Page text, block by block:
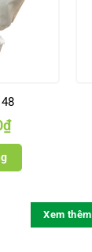
₫
Xem thêm